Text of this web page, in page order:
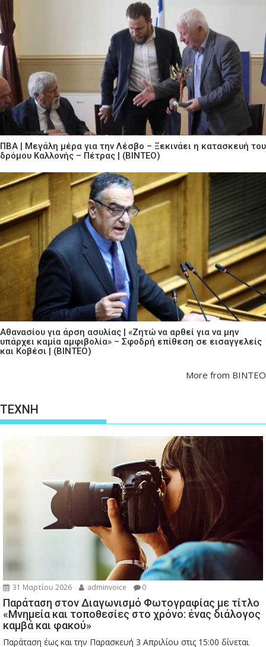
ΠΒΑ | Μεγάλη μέρα για την Λέσβο – Ξεκινάει η κατασκευή του
δρόμου Καλλονής – Πέτρας | (ΒΙΝΤΕΟ)
Αθανασίου για άρση ασυλίας | «Ζητώ να αρθεί για να μην
υπάρχει καμία αμφιβολία» – Σφοδρή επίθεση σε εισαγγελείς
και Κοβέσι | (ΒΙΝΤΕΟ)
More from ΒΙΝΤΕΟ
ΤΕΧΝΗ
31 Μαρτίου 2026 adminvoice 0
Παράταση στον Διαγωνισμό Φωτογραφίας με τίτλο
«Μνημεία και τοποθεσίες στο χρόνο: ένας διάλογος
καμβά και φακού»
Παράταση έως και την Παρασκευή 3 Απριλίου στις 15:00 δίνεται